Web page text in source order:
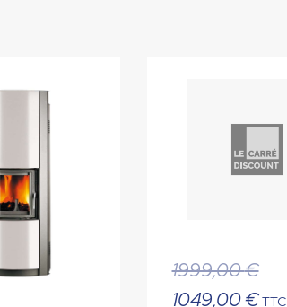
1999,00€Le
1049,00€Le
TTC